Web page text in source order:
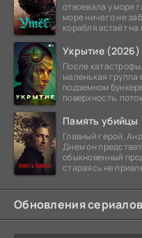
отвоевала у моря
море ничего не
корабля встаёт на
Укрытие (2026)
После
маленькая
подземном
поверхность,
Память убийцы
Главный герой,
Днем он
обыкновенный
стараясь не
Обновления сериалов